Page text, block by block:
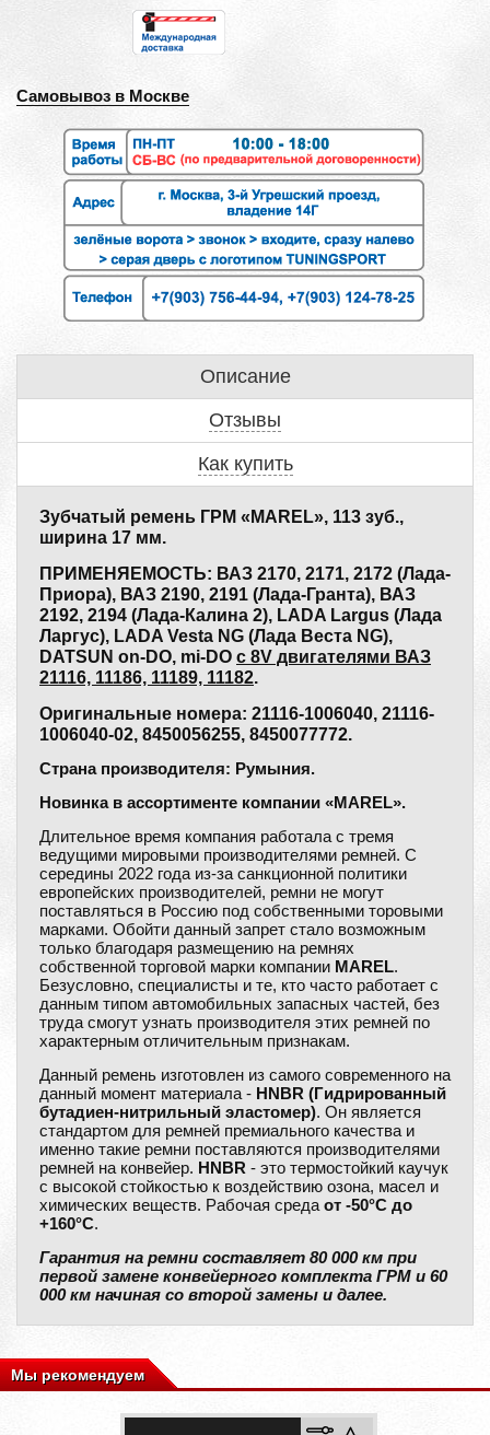
Самовывоз в Москве
Описание
Отзывы
Как купить
Зубчатый ремень ГРМ «MAREL», 113 зуб.,
ширина 17 мм.
ПРИМЕНЯЕМОСТЬ: ВАЗ 2170, 2171, 2172 (Лада-
Приора), ВАЗ 2190, 2191 (Лада-Гранта), ВАЗ
2192, 2194 (Лада-Калина 2), LADA Largus (Лада
Ларгус), LADA Vesta NG (Лада Веста NG),
DATSUN on-DO, mi-DO с 8V двигателями ВАЗ
21116, 11186, 11189, 11182.
Оригинальные номера: 21116-1006040, 21116-
1006040-02, 8450056255, 8450077772.
Страна производителя: Румыния.
Новинка в ассортименте компании «MAREL».
Длительное время компания работала с тремя
ведущими мировыми производителями ремней. С
середины 2022 года из-за санкционной политики
европейских производителей, ремни не могут
поставляться в Россию под собственными торовыми
марками. Обойти данный запрет стало возможным
только благодаря размещению на ремнях
собственной торговой марки компании MAREL.
Безусловно, специалисты и те, кто часто работает с
данным типом автомобильных запасных частей, без
труда смогут узнать производителя этих ремней по
характерным отличительным признакам.
Данный ремень изготовлен из самого современного на
данный момент материала - HNBR (Гидрированный
бутадиен-нитрильный эластомер). Он является
стандартом для ремней премиального качества и
именно такие ремни поставляются производителями
ремней на конвейер. HNBR - это термостойкий каучук
с высокой стойкостью к воздействию озона, масел и
химических веществ. Рабочая среда от -50°C до
+160°C.
Гарантия на ремни составляет 80 000 км при
первой замене конвейерного комплекта ГРМ и 60
000 км начиная со второй замены и далее.
Мы рекомендуем